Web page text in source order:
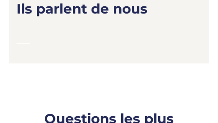
Ils parlent de nous
Questions les plus